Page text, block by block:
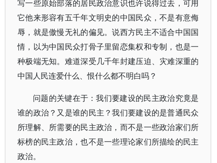
写一些原始部落的居民政治意识也许说得过去，可用
它他来形容有五千年文明史的中国民众，不是有意侮
辱，就是傲慢无礼的偏见。说西方民主不适合中国国
情，以为中国民众打骨子里留恋集权和专制，也是一
种极端无知。难道深受几千年封建压迫、灾难深重的
中国人民连爱什么、恨什么都不明白吗？
问题的关键在于：我们要建设的民主政治究竟是
谁的政治？又是谁的民主？我们要建设的是普通民众
所理解、所需要的民主政治，而不是一些政治家们所
标榜的民主政治，也不是一些理论家们所描绘的民主
政治。